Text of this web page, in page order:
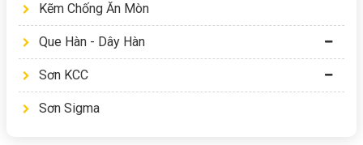
Kẽm Chống Ăn Mòn
Que Hàn - Dây Hàn
Sơn KCC
Sơn Sigma